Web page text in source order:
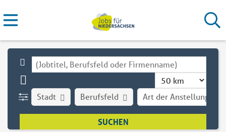
Stadt Art der Anstellung
Berufsfeld